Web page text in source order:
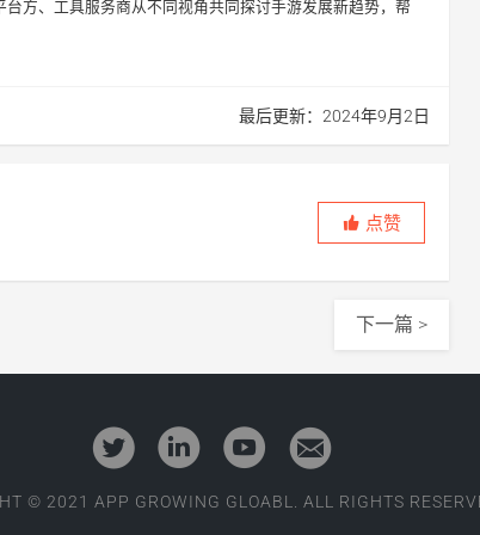
方、工具服务商从不同视角共同探讨手游发展新趋势，帮
最后更新：2024年9月2日
点赞
下一篇 >
© 2021 APP GROWING GLOABL. ALL RIGHTS